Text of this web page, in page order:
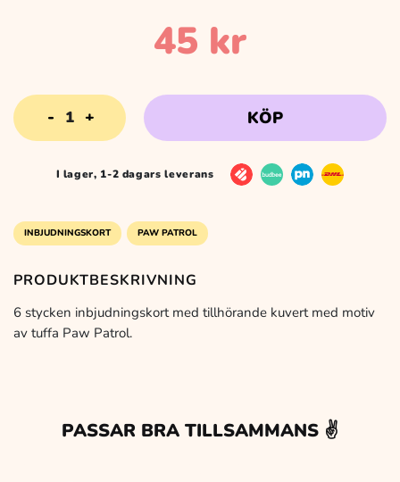
45 kr
Inbjudningskort
Paw
Patrol
KÖP
I lager, 1-2 dagars leverans
INBJUDNINGSKORT PAW PATROL
PRODUKTBESKRIVNING
6 stycken inbjudningskort med tillhörande kuvert med motiv
av tuffa Paw Patrol.
PASSAR BRA TILLSAMMANS ✌️